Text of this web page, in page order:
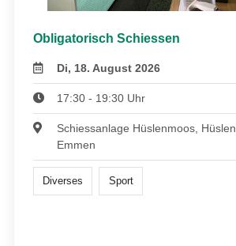
Obligatorisch Schiessen
Di, 18. August 2026
17:30 - 19:30 Uhr
Schiessanlage Hüslenmoos,
Emmen
Diverses Sport